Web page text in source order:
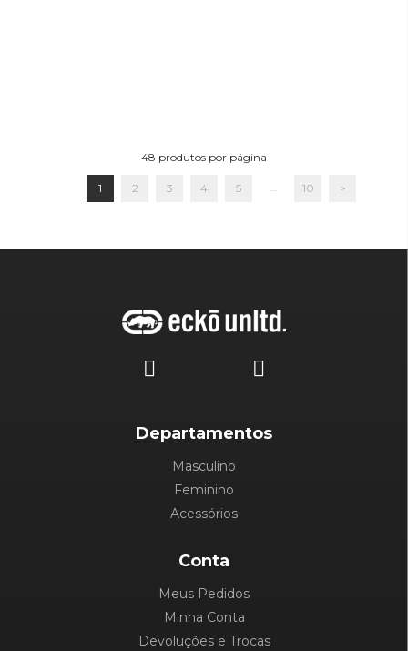
48 produtos por página
1 2 3 4 5 ... 10 >
Departamentos
Masculino
Feminino
Acessórios
Conta
Meus Pedidos
Minha Conta
Devoluções e Trocas